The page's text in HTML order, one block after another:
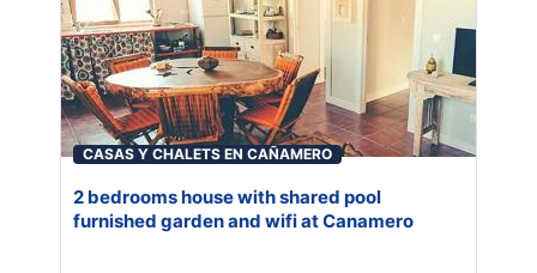
CASAS Y CHALETS EN CAÑAMERO
2 bedrooms house with shared pool
furnished garden and wifi at Canamero